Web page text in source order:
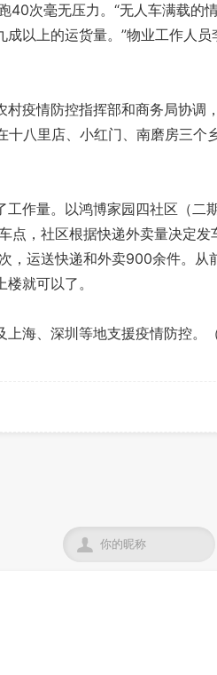
40次毫无压力。“无人车满载的
以上的运货量。”物业工作人
疫情防控指挥部和商务局协调
八里店、小红门、南磨房三个
作量。以鸿博家园四社区（二
点，社区根据快递外卖量决定发
，运送快递和外卖900余件。从
就可以了。
、深圳等地支援疫情防控。（
